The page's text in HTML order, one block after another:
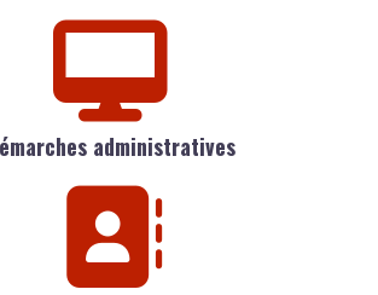
administratives